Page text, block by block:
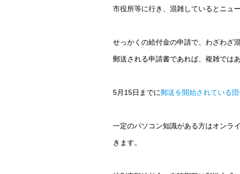
市役所等に行き、混雑しているとニュ
せっかくの給付金の申請で、わざわざ
郵送される申請書であれば、複雑では
5月15日までに郵送を開始されている
一定のパソコン知識がある方はオンラ
きます。